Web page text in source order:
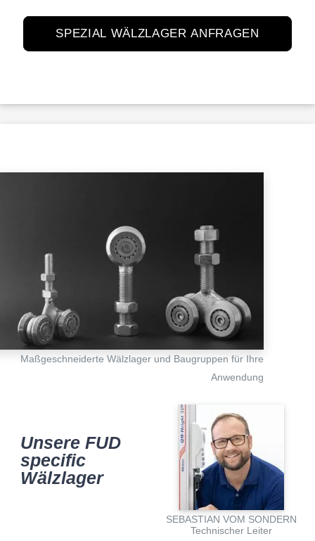
SPEZIAL WÄLZLAGER ANFRAGEN
Maßge­schnei­derte Wälzla­ger und Baugrup­pen für Ihre
Anwendung
SEBAS­TIAN VOM SONDERN
Techni­scher Leiter
Unsere FUD
speci­fic
Wälzlager